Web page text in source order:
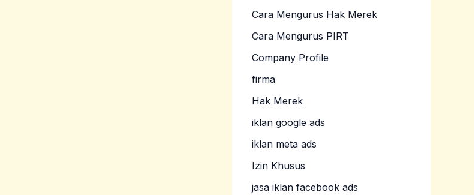
Cara Mengurus Hak Merek
Cara Mengurus PIRT
Company Profile
firma
Hak Merek
iklan google ads
iklan meta ads
Izin Khusus
jasa iklan facebook ads